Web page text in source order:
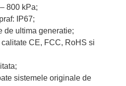
800 kPa;
IP67;
de ultima generatie;
CE, FCC, RoHS si
sistemele originale de